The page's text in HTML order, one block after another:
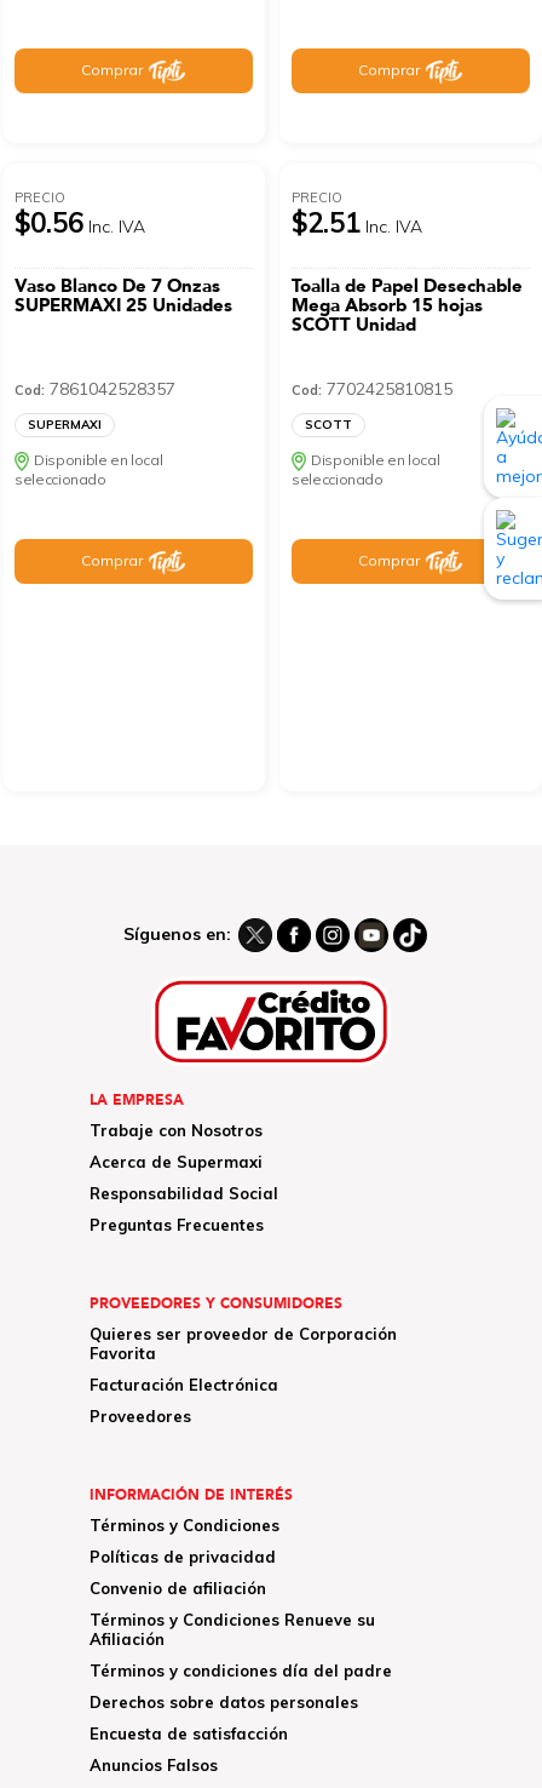
Comprar Comprar
PRECIO
$0.56 Inc. IVA
Vaso Blanco De 7 Onzas
SUPERMAXI 25 Unidades
Cod: 7861042528357
SUPERMAXI
Disponible en local
seleccionado
Comprar
PRECIO
$2.51 Inc. IVA
Toalla de Papel Desechable
Mega Absorb 15 hojas
SCOTT Unidad
Cod: 7702425810815
SCOTT
Disponible en local
seleccionado
Comprar
Síguenos en:
LA EMPRESA
Trabaje con Nosotros
Acerca de Supermaxi
Responsabilidad Social
Preguntas Frecuentes
PROVEEDORES Y CONSUMIDORES
Quieres ser proveedor de Corporación
Favorita
Facturación Electrónica
Proveedores
INFORMACIÓN DE INTERÉS
Términos y Condiciones
Políticas de privacidad
Convenio de afiliación
Términos y Condiciones Renueve su
Afiliación
Términos y condiciones día del padre
Derechos sobre datos personales
Encuesta de satisfacción
Anuncios Falsos